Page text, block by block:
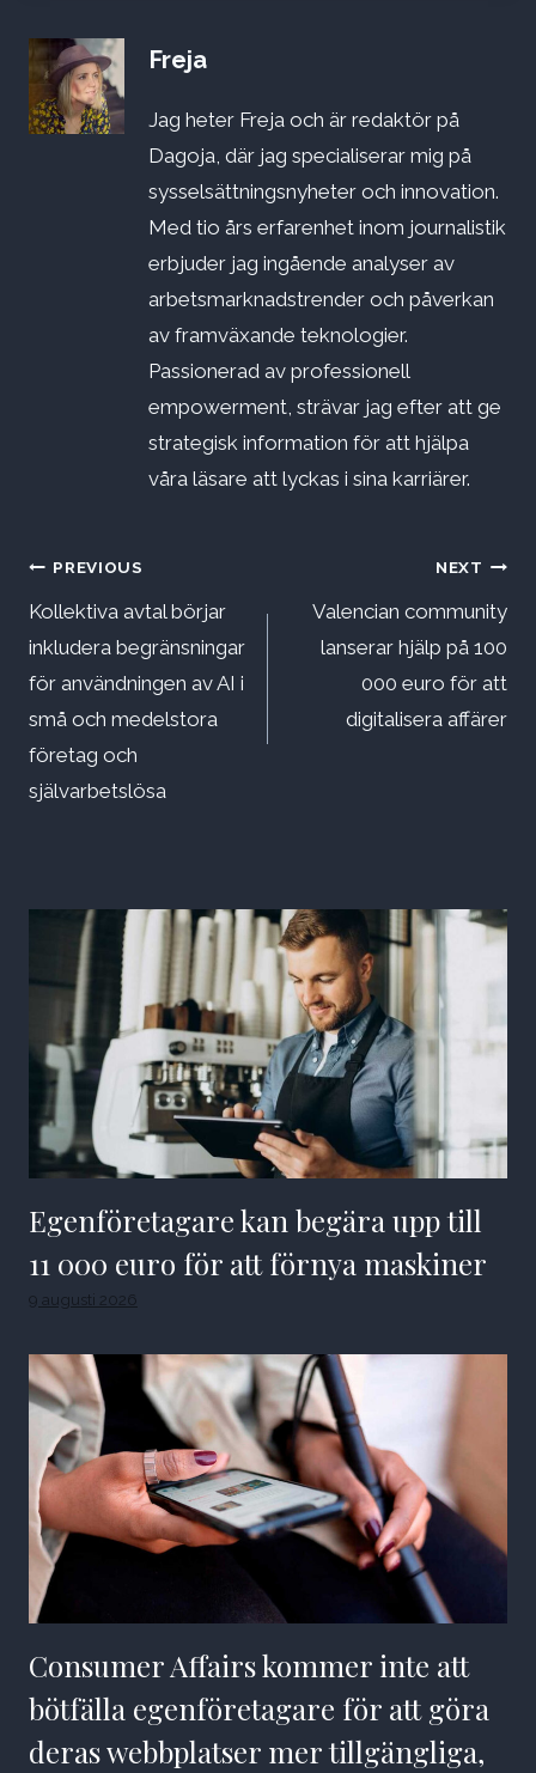
Freja
Jag heter Freja och är redaktör på
Dagoja, där jag specialiserar mig på
sysselsättningsnyheter och innovation.
Med tio års erfarenhet inom journalistik
erbjuder jag ingående analyser av
arbetsmarknadstrender och påverkan
av framväxande teknologier.
Passionerad av professionell
empowerment, strävar jag efter att ge
strategisk information för att hjälpa
våra läsare att lyckas i sina karriärer.
Inläggsnavigering
PREVIOUS
Kollektiva avtal börjar
inkludera begränsningar
för användningen av AI i
små och medelstora
företag och
självarbetslösa
NEXT
Valencian community
lanserar hjälp på 100
000 euro för att
digitalisera affärer
Egenföretagare kan begära upp till
11 000 euro för att förnya maskiner
9 augusti 2026
Consumer Affairs kommer inte att
bötfälla egenföretagare för att göra
deras webbplatser mer tillgängliga,